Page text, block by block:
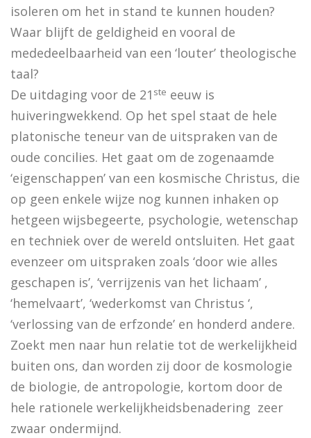
In de handen van mensen. 2000 jaar Christus in
Bachs cantates, toen en nu
De vrouwen van de profeet
Oidipous en Antigone. Drie tragedies.
A New Science. The discovery of Religion
The Christians who became Jews. Acts of the
Heilige gezangen
Waarover men niet spreekt
Identiteit
Over god
The changing faces of Jesus
isoleren om het in stand te kunnen houden?
Waar blijft de geldigheid en vooral de
mededeelbaarheid van een ‘louter’ theologische
taal?
De uitdaging voor de 21 ste eeuw is
huiveringwekkend. Op het spel staat de hele
platonische teneur van de uitspraken van de
oude concilies. Het gaat om de zogenaamde
‘eigenschappen’ van een kosmische Christus, die
op geen enkele wijze nog kunnen inhaken op
hetgeen wijsbegeerte, psychologie, wetenschap
en techniek over de wereld ontsluiten. Het gaat
evenzeer om uitspraken zoals ‘door wie alles
geschapen is’, ‘verrijzenis van het lichaam’ ,
‘hemelvaart’, ‘wederkomst van Christus ‘,
‘verlossing van de erfzonde’ en honderd andere.
Zoekt men naar hun relatie tot de werkelijkheid
buiten ons, dan worden zij door de kosmologie
de biologie, de antropologie, kortom door de
hele rationele werkelijkheidsbenadering zeer
zwaar ondermijnd.